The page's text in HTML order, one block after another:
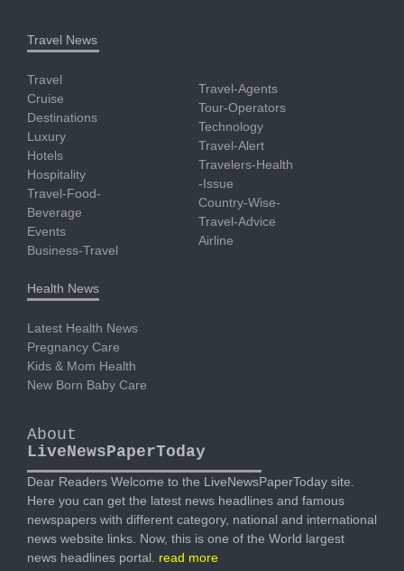
Travel News
Travel
Cruise
Destinations
Luxury
Hotels
Hospitality
Travel-Food-
Beverage
Events
Business-Travel
Travel-Agents
Tour-Operators
Technology
Travel-Alert
Travelers-Health
-Issue
Country-Wise-
Travel-Advice
Airline
Health News
Latest Health News
Pregnancy Care
Kids & Mom Health
New Born Baby Care
About
LiveNewsPaperToday
Dear Readers Welcome to the LiveNewsPaperToday site.
Here you can get the latest news headlines and famous
newspapers with different category, national and international
news website links. Now, this is one of the World largest
news headlines portal. read more